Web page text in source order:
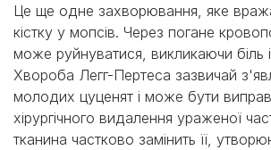
Це ще одне захворювання, яке
кістку у мопсів. Через погане
може руйнуватися, викликаючи біль і
Хвороба Легг-Пертеса зазвичай
молодих цуценят і може бути
хірургічного видалення ураженої
тканина частково замінить її,